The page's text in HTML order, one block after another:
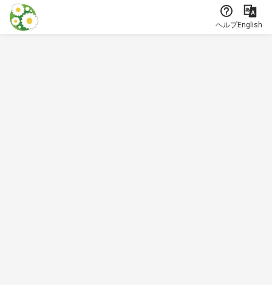
本文に飛ぶ
ヘルプEnglish